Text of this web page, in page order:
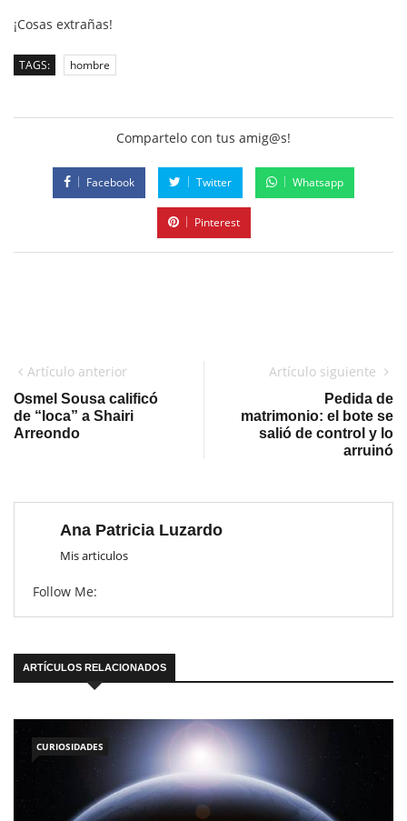
¡Cosas extrañas!
TAGS: hombre
Compartelo con tus amig@s!
Facebook Twitter Whatsapp
Pinterest
Artículo anterior
Osmel Sousa calificó
de “loca” a Shairi
Arreondo
Artículo siguiente
Pedida de
matrimonio: el bote se
salió de control y lo
arruinó
Ana Patricia Luzardo
Mis articulos
Follow Me:
ARTÍCULOS RELACIONADOS
CURIOSIDADES